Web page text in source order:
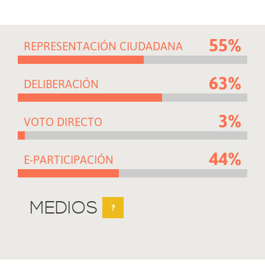
REPRESENTACIÓN CIUDADANA 55%
DELIBERACIÓN 63%
VOTO DIRECTO 3%
E-PARTICIPACIÓN 44%
MEDIOS ?